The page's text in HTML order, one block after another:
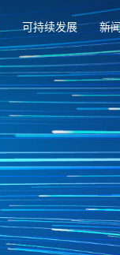
可持续发展 新